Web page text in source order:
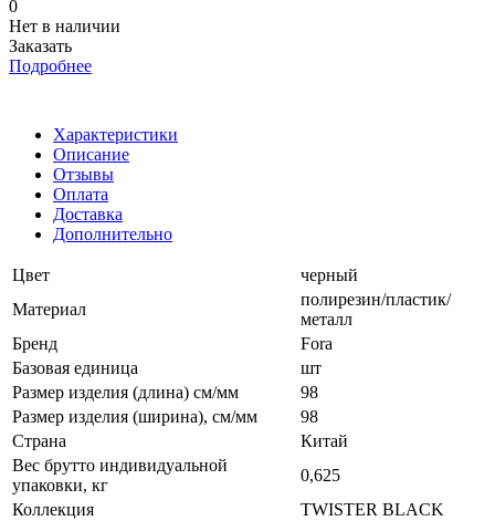
0
Нет в наличии
Заказать
Подробнее
Характеристики
Описание
Отзывы
Оплата
Доставка
Дополнительно
Цвет
черный
Материал
полирезин/пластик/
металл
Бренд
Fora
Базовая единица
шт
Размер изделия (длина) см/мм
98
Размер изделия (ширина), см/мм
98
Страна
Китай
Вес брутто индивидуальной
упаковки, кг
0,625
Коллекция
TWISTER BLACK